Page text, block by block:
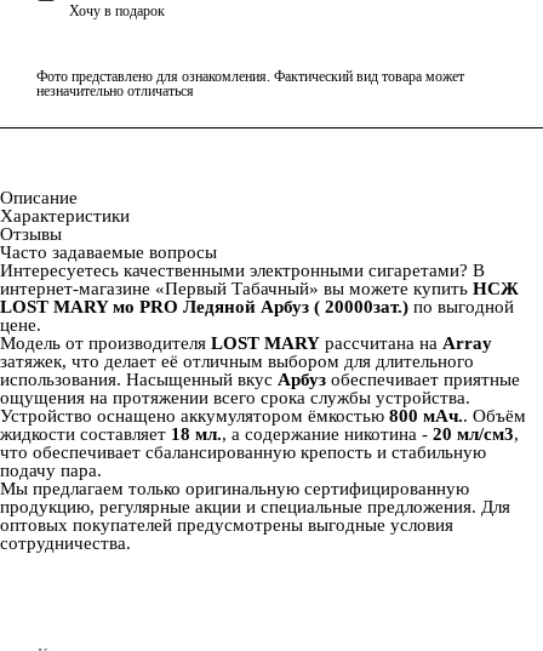
Хочу в подарок
Фото представлено для ознакомления. Фактический вид товара может
незначительно отличаться
Описание
Характеристики
Отзывы
Часто задаваемые вопросы
Интересуетесь качественными электронными сигаретами? В
интернет‑магазине «Первый Табачный» вы можете купить НСЖ
LOST MARY мо PRO Ледяной Арбуз ( 20000зат.) по выгодной
цене.
Модель от производителя LOST MARY рассчитана на Array
затяжек, что делает её отличным выбором для длительного
использования. Насыщенный вкус Арбуз обеспечивает приятные
ощущения на протяжении всего срока службы устройства.
Устройство оснащено аккумулятором ёмкостью 800 мАч.. Объём
жидкости составляет 18 мл., а содержание никотина - 20 мл/см3,
что обеспечивает сбалансированную крепость и стабильную
подачу пара.
Мы предлагаем только оригинальную сертифицированную
продукцию, регулярные акции и специальные предложения. Для
оптовых покупателей предусмотрены выгодные условия
сотрудничества.